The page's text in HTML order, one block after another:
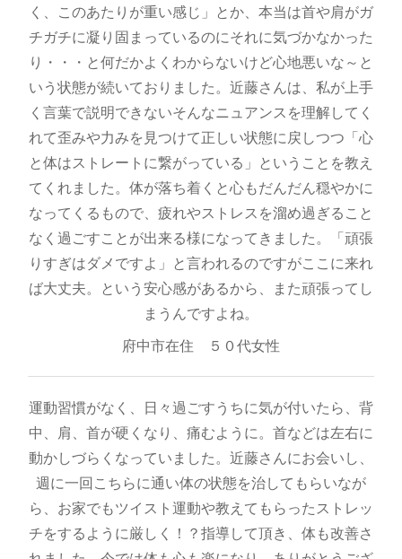
く、このあたりが重い感じ」とか、本当は首や肩がガ
チガチに凝り固まっているのにそれに気づかなかった
り・・・と何だかよくわからないけど心地悪いな～と
いう状態が続いておりました。近藤さんは、私が上手
く言葉で説明できないそんなニュアンスを理解してく
れて歪みや力みを見つけて正しい状態に戻しつつ「心
と体はストレートに繋がっている」ということを教え
てくれました。体が落ち着くと心もだんだん穏やかに
なってくるもので、疲れやストレスを溜め過ぎること
なく過ごすことが出来る様になってきました。「頑張
りすぎはダメですよ」と言われるのですがここに来れ
ば大丈夫。という安心感があるから、また頑張ってし
まうんですよね。
府中市在住 ５０代女性
運動習慣がなく、日々過ごすうちに気が付いたら、背
中、肩、首が硬くなり、痛むように。首などは左右に
動かしづらくなっていました。近藤さんにお会いし、
週に一回こちらに通い体の状態を治してもらいなが
ら、お家でもツイスト運動や教えてもらったストレッ
チをするように厳しく！？指導して頂き、体も改善さ